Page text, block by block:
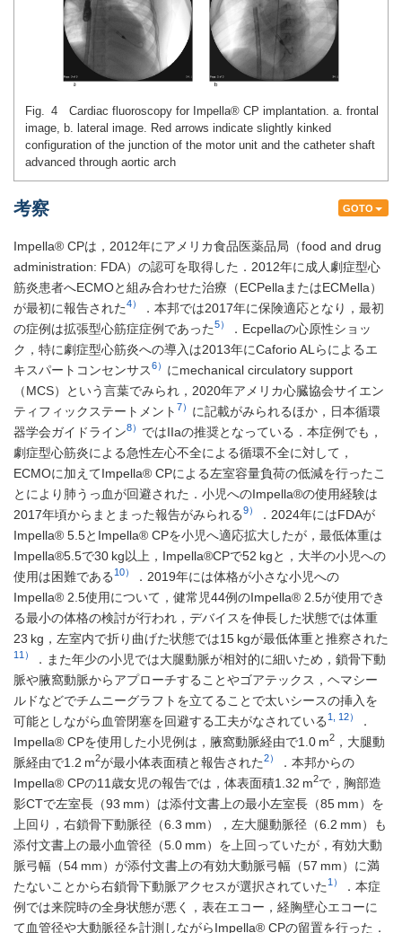
Fig. 4 Cardiac fluoroscopy for Impella® CP implantation. a. frontal
image, b. lateral image. Red arrows indicate slightly kinked
configuration of the junction of the motor unit and the catheter shaft
advanced through aortic arch
GOTO
考察
Impella® CPは，2012年にアメリカ食品医薬品局（food and drug
administration: FDA）の認可を取得した．2012年に成人劇症型心
筋炎患者へECMOと組み合わせた治療（ECPellaまたはECMella）
が最初に報告された4）
．本邦では2017年に保険適応となり，最初
の症例は拡張型心筋症症例であった5）
．Ecpellaの心原性ショッ
ク，特に劇症型心筋炎への導入は2013年にCaforio ALらによるエ
キスパートコンセンサス6） にmechanical circulatory support
（MCS）という言葉でみられ，2020年アメリカ心臓協会サイエン
ティフィックステートメント 7） に記載がみられるほか，日本循環
器学会ガイドライン8） ではIIaの推奨となっている．本症例でも，
劇症型心筋炎による急性左心不全による循環不全に対して，
ECMOに加えてImpella® CPによる左室容量負荷の低減を行ったこ
とにより肺うっ血が回避された．小児へのImpella®の使用経験は
2017年頃からまとまった報告がみられる9）
．2024年にはFDAが
Impella® 5.5とImpella® CPを小児へ適応拡大したが，最低体重は
Impella®5.5で30 kg以上，Impella®CPで52 kgと，大半の小児への
使用は困難である 10）
．2019年には体格が小さな小児への
Impella® 2.5使用について，健常児44例のImpella® 2.5が使用でき
る最小の体格の検討が行われ，デバイスを伸長した状態では体重
23 kg，左室内で折り曲げた状態では15 kgが最低体重と推察された
11）
．また年少の小児では大腿動脈が相対的に細いため，鎖骨下動
脈や腋窩動脈からアプローチすることやゴアテックス，ヘマシー
ルドなどでチムニーグラフトを立てることで太いシースの挿入を
可能としながら血管閉塞を回避する工夫がなされている 1, 12）
．
Impella® CPを使用した小児例は，腋窩動脈経由で1.0 m2 ，大腿動
脈経由で1.2 m2が最小体表面積と報告された2）
．本邦からの
Impella® CPの11歳女児の報告では，体表面積1.32 m2で，胸部造
影CTで左室長（93 mm）は添付文書上の最小左室長（85 mm）を
上回り，右鎖骨下動脈径（6.3 mm），左大腿動脈径（6.2 mm）も
添付文書上の最小血管径（5.0 mm）を上回っていたが，有効大動
脈弓幅（54 mm）が添付文書上の有効大動脈弓幅（57 mm）に満
たないことから右鎖骨下動脈アクセスが選択されていた 1）
．本症
例では来院時の全身状態が悪く，表在エコー，経胸壁心エコーに
て血管径や大動脈径を計測しながらImpella® CPの留置を行った．